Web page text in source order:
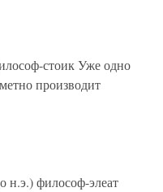
стоик Уже одно
производит
н.э.) философ-элеат